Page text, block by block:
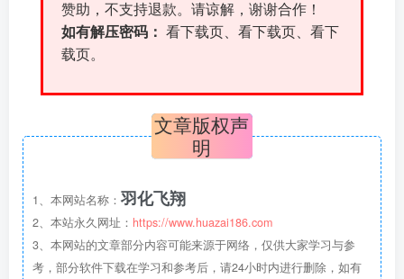
赞助，不支持退款。请谅解，谢谢合作！
如有解压密码： 看下载页、看下载页、看下
载页。
文章版权声
明
1、本网站名称： 羽化飞翔
2、本站永久网址： https://www.huazai186.com
3、本网站的文章部分内容可能来源于网络，仅供大家学习与参
考，部分软件下载在学习和参考后，请24小时内进行删除，如有